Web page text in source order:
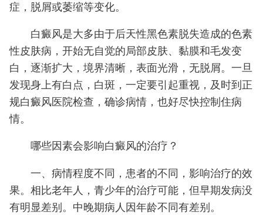
症，脱屑或萎缩等变化。
白癜风是大多由于后天性黑色素脱失造成的色素
性皮肤病，开始无自觉的局部皮肤、黏膜和毛发变
白，逐渐扩大，境界清晰，表面光滑，无脱屑。一旦
发现身上有白点，白斑，一定要引起重视，及时到正
规白癜风医院检查，确诊病情，也好尽快控制住病
情。
哪些因素会影响白癜风的治疗？
一、病情程度不同，患者的不同，影响治疗的效
果。相比老年人，青少年的治疗可能，但早期发病没
有明显差别。中晚期病人因年龄不同有差别。